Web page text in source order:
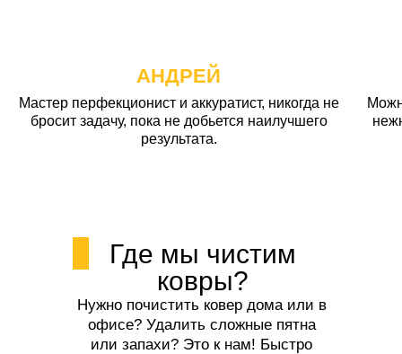
АНДРЕЙ
Мастер перфекционист и аккуратист, никогда не
бросит задачу, пока не добьется наилучшего
результата.
Где мы чистим
ковры?
Нужно почистить ковер дома или в
офисе? Удалить сложные пятна
или запахи? Это к нам! Быстро